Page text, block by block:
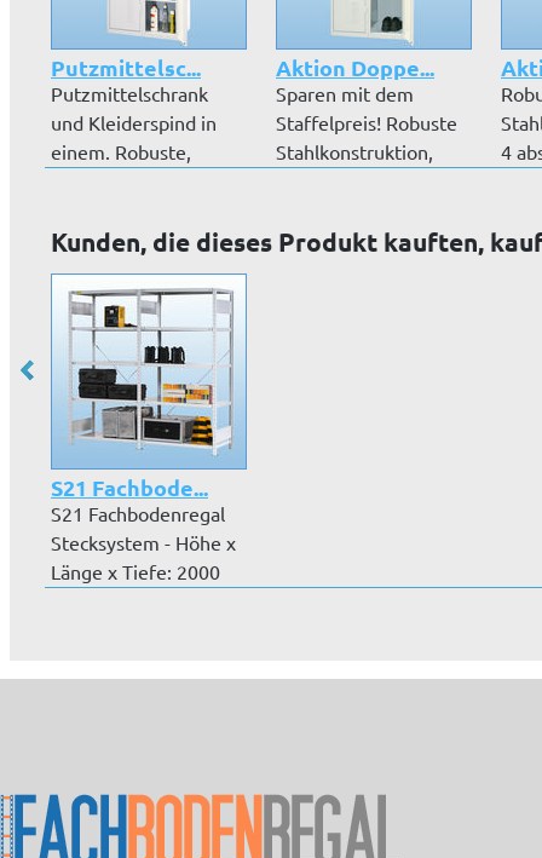
Putzmittelsc...
Putzmittelschrank
und Kleiderspind in
einem. Robuste,
Aktion Doppe...
Sparen mit dem
Staffelpreis! Robuste
Stahlkonstruktion,
4
Kunden, die dieses Produkt kauften,
S21 Fachbode...
S21 Fachbodenregal
Stecksystem - Höhe x
Länge x Tiefe: 2000